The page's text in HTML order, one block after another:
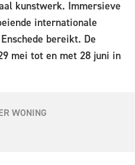
kunstwerk. Immersieve
internationale
bereikt. De
mei tot en met 28 juni in
WONING